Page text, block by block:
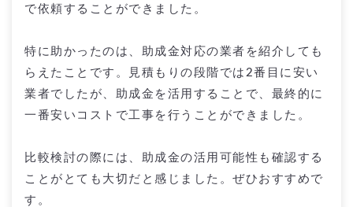
で依頼することができました。
特に助かったのは、助成金対応の業者を紹介しても
らえたことです。見積もりの段階では2番目に安い
業者でしたが、助成金を活用することで、最終的に
一番安いコストで工事を行うことができました。
比較検討の際には、助成金の活用可能性も確認する
ことがとても大切だと感じました。ぜひおすすめで
す。